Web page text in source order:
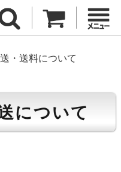
・送料について
について